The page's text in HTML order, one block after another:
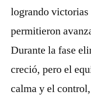
logrando victorias
permitieron
Durante la fase
creció, pero el
calma y el